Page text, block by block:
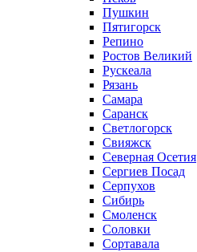
Пушкин
Пятигорск
Репино
Ростов Великий
Рускеала
Рязань
Самара
Саранск
Светлогорск
Свияжск
Северная Осетия
Сергиев Посад
Серпухов
Сибирь
Смоленск
Соловки
Сортавала